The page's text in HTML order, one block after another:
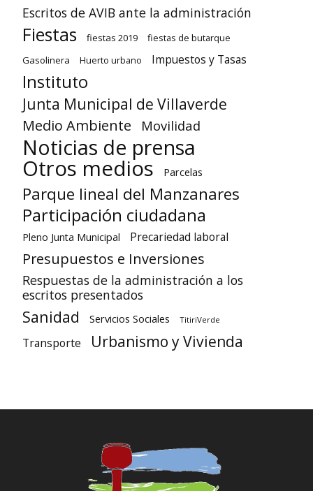
Escritos de AVIB ante la administración
Fiestas fiestas 2019
fiestas de butarque
Gasolinera
Huerto urbano Impuestos y Tasas
Instituto
Junta Municipal de Villaverde
Medio Ambiente Movilidad
Noticias de prensa
Otros medios Parcelas
Parque lineal del Manzanares
Participación ciudadana
Pleno Junta Municipal Precariedad laboral
Presupuestos e Inversiones
Respuestas de la administración a los
escritos presentados
Sanidad Servicios Sociales TitiriVerde
Transporte Urbanismo y Vivienda